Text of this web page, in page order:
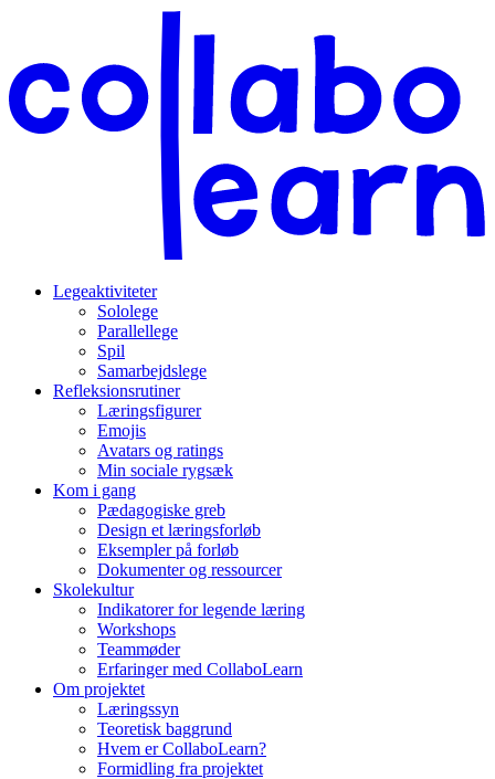
Legeaktiviteter
Sololege
Parallellege
Spil
Samarbejdslege
Refleksionsrutiner
Læringsfigurer
Emojis
Avatars og ratings
Min sociale rygsæk
Kom i gang
Pædagogiske greb
Design et læringsforløb
Eksempler på forløb
Dokumenter og ressourcer
Skolekultur
Indikatorer for legende læring
Workshops
Teammøder
Erfaringer med CollaboLearn
Om projektet
Læringssyn
Teoretisk baggrund
Hvem er CollaboLearn?
Formidling fra projektet